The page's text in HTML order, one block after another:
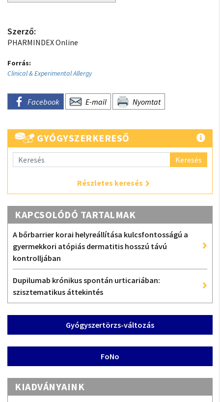
Szerző:
PHARMINDEX Online
Forrás:
Clinical & Experimental Allergy
Facebook E-mail Nyomtat
GYÓGYSZERKERESŐ
Keresés
Részletes keresés
KAPCSOLÓDÓ TARTALMAK
A bőrbarrier korai helyreállítása kulcsfontosságú a
gyermekkori atópiás dermatitis hosszú távú
kontrolljában
Dupilumab krónikus spontán urticariában:
szisztematikus áttekintés
Gyógyszertörzs-változás
FoNo
KIADVÁNYAINK